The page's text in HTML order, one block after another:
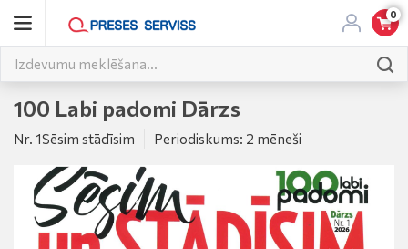
0
100 Labi padomi Dārzs
Nr. 1Sēsim stādīsim Periodiskums: 2 mēneši